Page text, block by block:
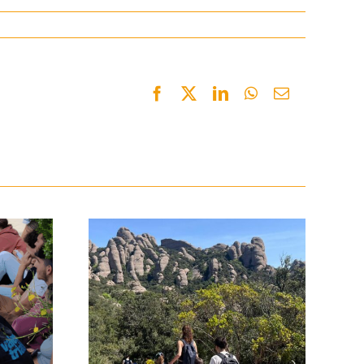
Facebook
TwitterLinkedInWhatsApp
Email